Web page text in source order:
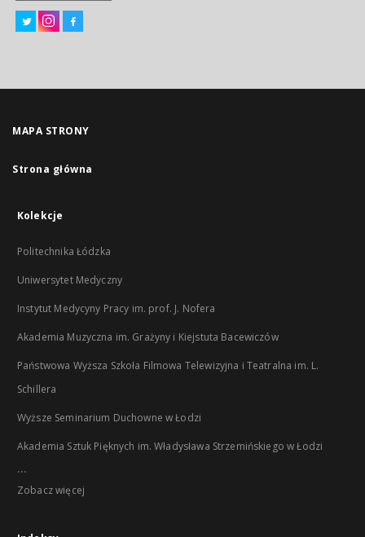
MAPA STRONY
Strona główna
Kolekcje
Politechnika Łódzka
Uniwersytet Medyczny
Instytut Medycyny Pracy im. prof. J. Nofera
Akademia Muzyczna im. Grażyny i Kiejstuta Bacewiczów
Państwowa Wyższa Szkoła Filmowa Telewizyjna i Teatralna im. L.
Schillera
Wyższe Seminarium Duchowne w Łodzi
Akademia Sztuk Pięknych im. Władysława Strzemińskiego w Łodzi
...
Zobacz więcej